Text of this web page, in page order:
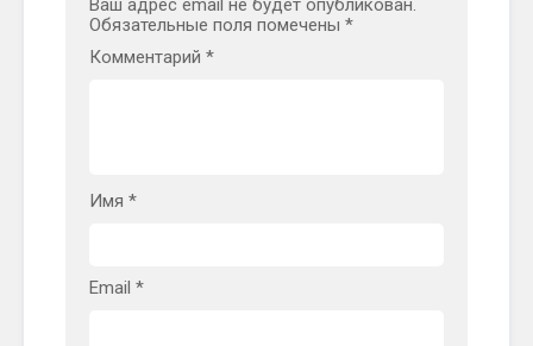
Ваш адрес email не будет опубликован.
Обязательные поля помечены *
Комментарий *
Имя *
Email *